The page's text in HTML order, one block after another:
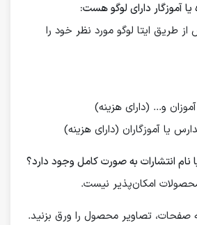
آموزگار دارای لوگو هست:
طریق ایتا لوگو مورد نظر خود را
و... (دارای هزینه)
یا آموزگاران (دارای هزینه)
انتشارات به صورت کامل وجود دارد؟
امکان‌پذیر نیست.
صفحات، تصاویر محصول را ورق بزنید.